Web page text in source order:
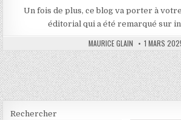
Un fois de plus, ce blog va porter à
éditorial qui a été remarqué sur
AUTHOR:
MAURICE GLAIN PUBLISHED
DATE:
1 MARS
Navigation
des
articles
Rechercher